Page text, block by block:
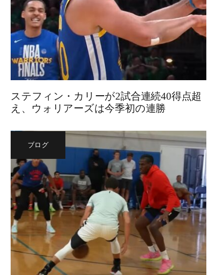
ステフィン・カリーが2試合連続40得点超
え、ウォリアーズは今季初の連勝
ブログ